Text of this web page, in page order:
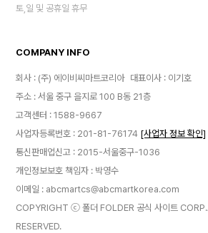
토,일 및 공휴일 휴무
COMPANY INFO
회사 : (주) 에이비씨마트코리아 대표이사 : 이기호
주소 : 서울 중구 을지로 100 B동 21층
고객센터 : 1588-9667
사업자등록번호 : 201-81-76174 [사업자 정보 확인]
통신판매업신고 : 2015-서울중구-1036
개인정보보호 책임자 : 박영수
이메일 : abcmartcs@abcmartkorea.com
COPYRIGHT ⓒ 폴더 FOLDER 공식 사이트
RESERVED.